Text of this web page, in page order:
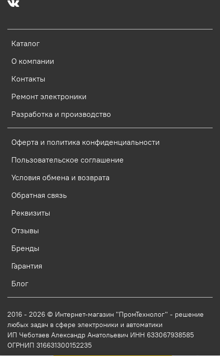
Каталог
О компании
Контакты
Ремонт электроники
Разработка и производство
Оферта и политика конфиденциальности
Пользовательское соглашение
Условия обмена и возврата
Обратная связь
Реквизиты
Отзывы
Бренды
Гарантия
Блог
2016 - 2026 © Интернет-магазин "ПромТехнолог" - решение
любых задач в сфере электроники и автоматики
ИП Чеботаев Александр Анатольевич ИНН 633067938585
ОГРНИП 316631300152235